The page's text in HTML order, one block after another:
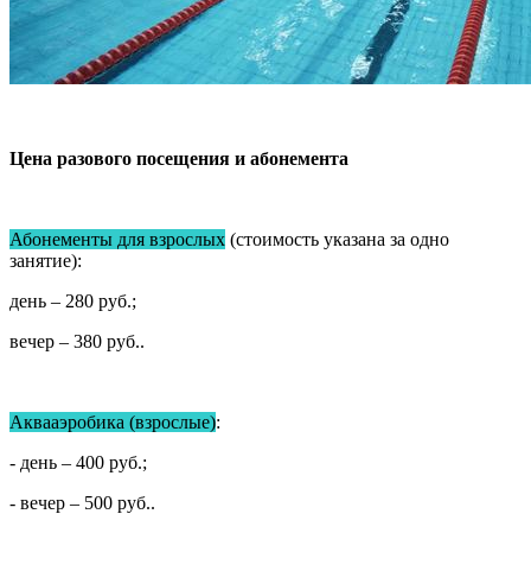
Цена разового посещения и абонемента
Абонементы для взрослых (стоимость указана за одно
занятие):
день – 280 руб.;
вечер – 380 руб..
Аквааэробика (взрослые):
- день – 400 руб.;
- вечер – 500 руб..